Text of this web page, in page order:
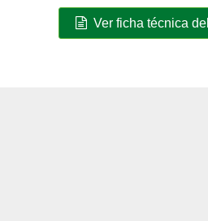
Ver ficha técnica